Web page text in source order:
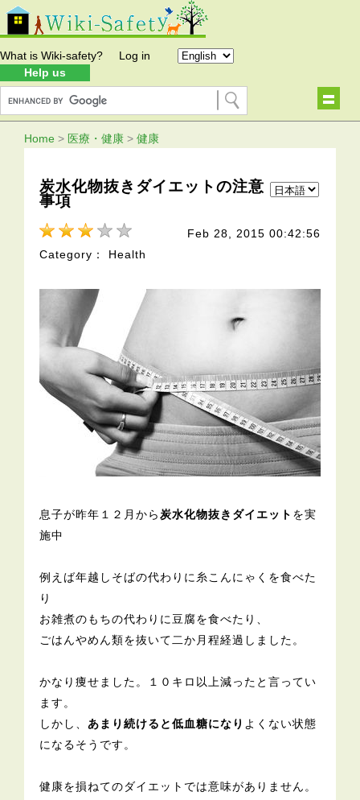
What is Wiki-safety?
Help us
Log in
Home > 医療・健康 > 健康
炭水化物抜きダイエットの注意
事項
Feb 28, 2015 00:42:56
Category： Health
息子が昨年１２月から炭水化物抜きダイエット を実
施中
例えば年越しそばの代わりに糸こんにゃくを食べた
り
お雑煮のもちの代わりに豆腐を食べたり、
ごはんやめん類を抜いて二か月程経過しました。
かなり痩せました。１０キロ以上減ったと言ってい
ます。
しかし、 あまり続けると低血糖になり よくない状態
になるそうです。
健康を損ねてのダイエットでは意味がありません。